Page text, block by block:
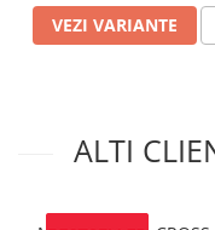
VEZI VARIANTE
ALTI